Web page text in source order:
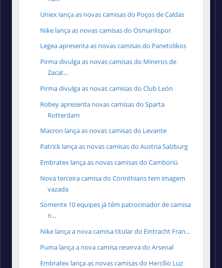
Uniex lança as novas camisas do Poços de Caldas
Nike lança as novas camisas do Osmanlispor
Legea apresenta as novas camisas do Panetolikos
Pirma divulga as novas camisas do Mineros de
Zacat...
Pirma divulga as novas camisas do Club León
Robey apresenta novas camisas do Sparta
Rotterdam
Macron lança as novas camisas do Levante
Patrick lança as novas camisas do Austria Salzburg
Embratex lança as novas camisas do Camboriú
Nova terceira camisa do Corinthians tem imagem
vazada
Somente 10 equipes já têm patrocinador de camisa
n...
Nike lança a nova camisa titular do Eintracht Fran...
Puma lança a nova camisa reserva do Arsenal
Embratex lança as novas camisas do Hercílio Luz